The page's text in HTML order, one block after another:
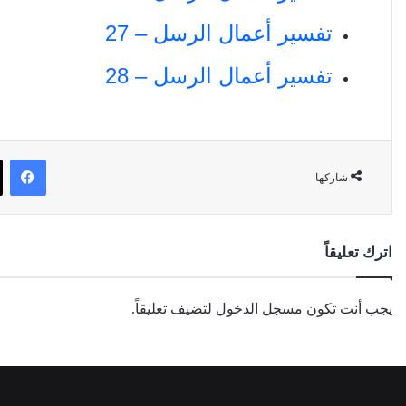
تفسير أعمال الرسل – 27
تفسير أعمال الرسل – 28
شاركها
اترك تعليقاً
يجب أنت تكون مسجل الدخول لتضيف تعليقاً.